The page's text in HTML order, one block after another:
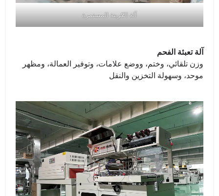
آلة الكربنة المستمرة
آلة تعبئة الفحم
وزن تلقائي، وختم، ووضع علامات، وتوفير العمالة، ومظهر
موحد، وسهولة التخزين والنقل